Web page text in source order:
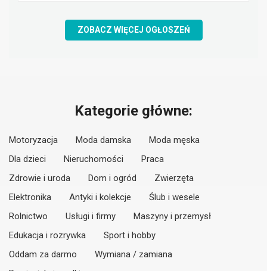
ZOBACZ WIĘCEJ OGŁOSZEŃ
Kategorie główne:
Motoryzacja Moda damska
Moda męska
Dla dzieci
Nieruchomości
Praca
Zdrowie i uroda
Dom i ogród
Zwierzęta
Elektronika
Antyki i kolekcje
Ślub i wesele
Rolnictwo
Usługi i firmy
Maszyny i przemysł
Edukacja i rozrywka
Sport i hobby
Oddam za darmo
Wymiana / zamiana